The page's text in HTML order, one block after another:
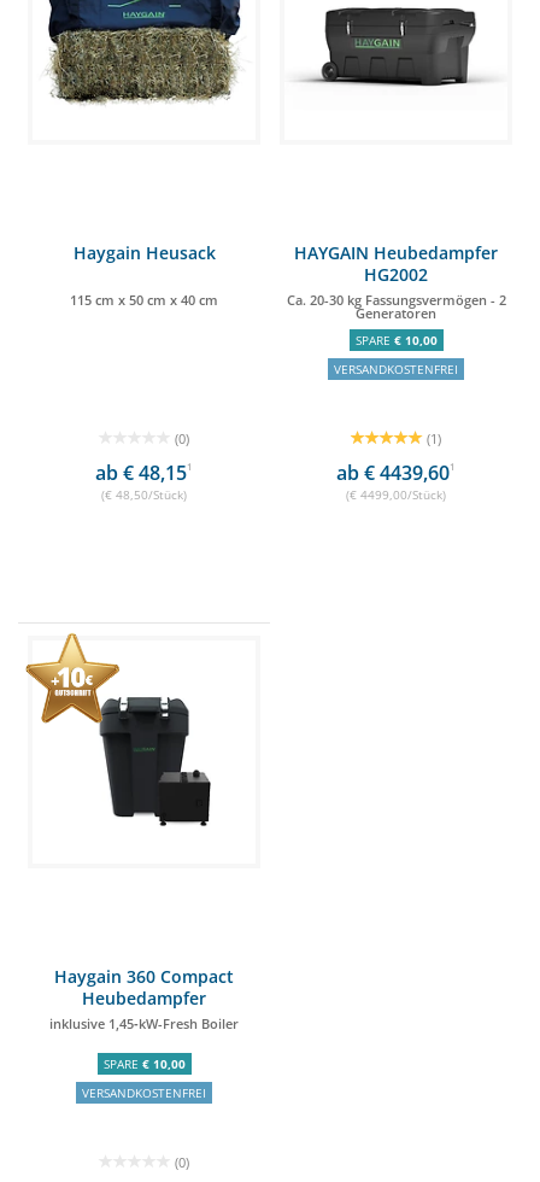
Haygain Heusack
115 cm x 50 cm x 40 cm
(0)
ab € 48,151
(€ 48,50/Stück)
HAYGAIN Heubedampfer
HG2002
Ca. 20-30 kg Fassungsvermögen - 2
Generatoren
SPARE € 10,00
VERSANDKOSTENFREI
(1)
ab € 4439,601
(€ 4499,00/Stück)
Haygain 360 Compact
Heubedampfer
inklusive 1,45‑kW-Fresh Boiler
SPARE € 10,00
VERSANDKOSTENFREI
(0)